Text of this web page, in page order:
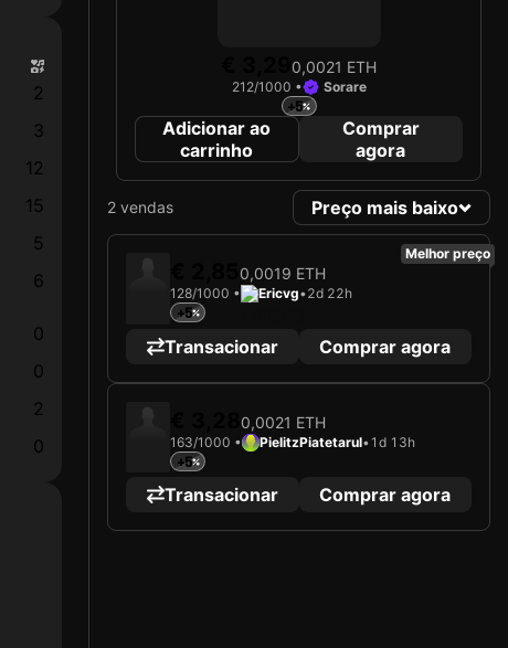
2
3
12
15
5
6
0
0
2
0
0,0021 ETH
212/1000 • Sorare
+5
Adicionar ao
carrinho
Comprar
agora
2 vendas Preço mais baixo
Melhor preço
0,0019 ETH
128/1000 • Ericvg•2d 22h
+5
Transacionar Comprar agora
0,0021 ETH
163/1000 • PielitzPiatetarul• 1d 13h
+5
Transacionar Comprar agora